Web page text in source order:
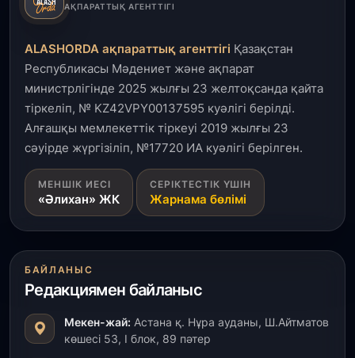
АҚПАРАТТЫҚ АГЕНТТІГІ
ALASHORDA ақпараттық агенттігі Қазақстан
Республикасы Мәдениет және ақпарат
министрлігінде 2025 жылғы 23 желтоқсанда қайта
тіркеліп, № KZ42VPY00137595 куәлігі берілді.
Алғашқы мемлекеттік тіркеуі 2019 жылғы 23
сәуірде жүргізіліп, №17720 ИА куәлігі берілген.
МЕНШІК ИЕСІ
«Әлихан» ЖК
СЕРІКТЕСТІК ҮШІН
Жарнама бөлімі
БАЙЛАНЫС
Редакциямен байланыс
Мекен-жай: Астана қ. Нұра ауданы, Ш.Айтматов
көшесі 53, І блок, 89 пәтер